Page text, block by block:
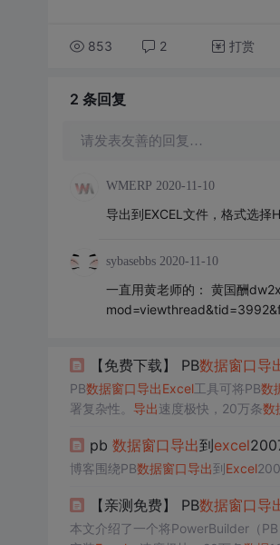
853 2 打赏
2 条回复
请发表友善的回复…
WMERP 2020-11-10
导出到EXCEL文件，格式选择
sybasebbs 2020-11-10
一直用黄老师的： 黄国酬
【免费下载】 PB数据窗口 导
PB数据窗口导出Excel工具可将PB数
署复杂性。 导出速度极快，20万条数
pb 数据窗口 导出到excel
博客围绕PB数据窗口导出到Excel
【亲测免费】 PB数据窗口 导
本文介绍了一个将PowerBuilder（PB